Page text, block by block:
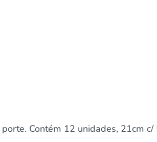
Contém 12 unidades, 21cm